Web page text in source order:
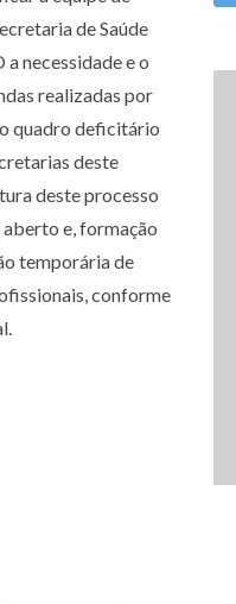
de Saúde
necessidade e o
realizadas por
quadro deficitário
deste
deste processo
e, formação
temporária de
conforme